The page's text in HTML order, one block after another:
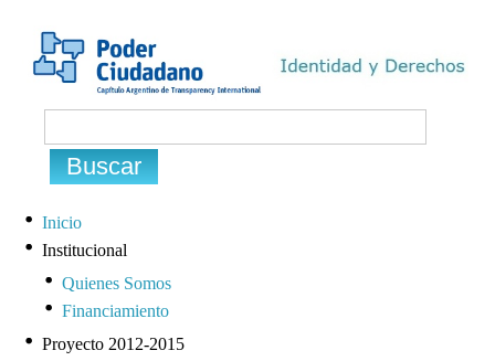
Inicio
Institucional
Quienes Somos
Financiamiento
Proyecto 2012-2015